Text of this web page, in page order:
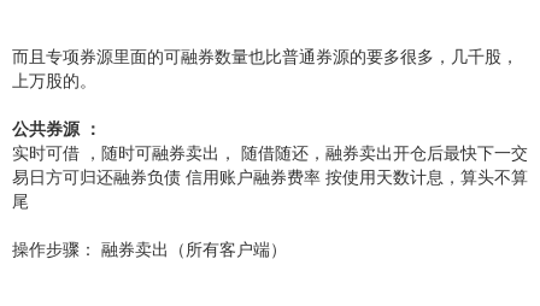
而且专项券源里面的可融券数量也比普通券源的要多很多，几千股，
上万股的。
公共券源 ：
实时可借 ，随时可融券卖出， 随借随还，融券卖出开仓后最快下一交
易日方可归还融券负债 信用账户融券费率 按使用天数计息，算头不算
尾
操作步骤： 融券卖出（所有客户端）